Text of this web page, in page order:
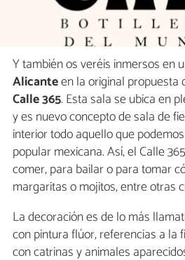
Y también os veréis inmersos en
Alicanteen la original propuesta
Calle 365. Esta sala se ubica en
y es nuevo concepto de sala de
interior todo aquello que
popular mexicana. Así, el Calle
comer, para bailar o para tomar
margaritas o mojitos, entre otras
La decoración es de lo más
con pintura flúor, referencias a la
con catrinas y animales